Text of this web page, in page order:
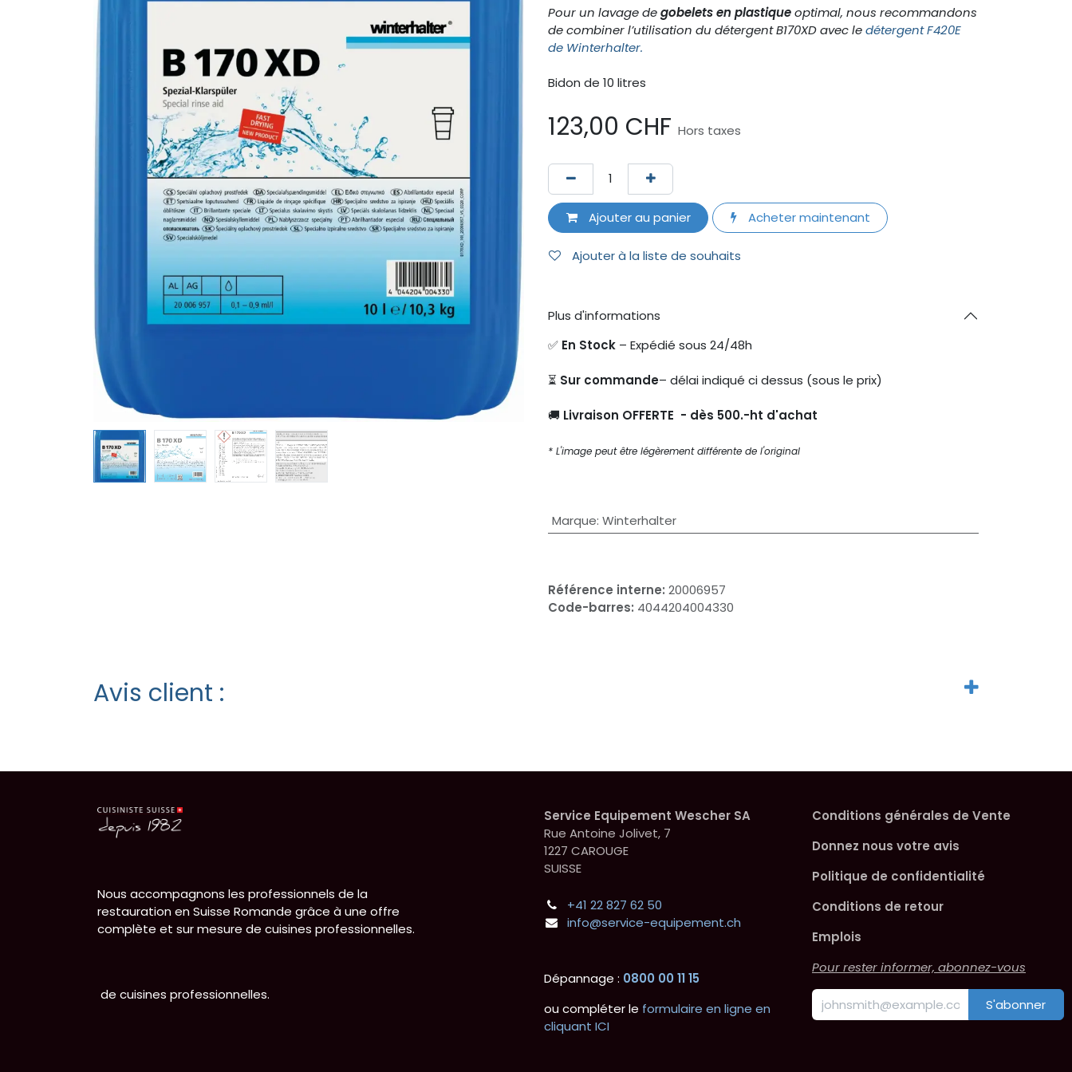
Pour un lavage degobelets en plastiqueoptimal, nous recommandons
de combiner l’utilisation du détergent B170XD avec ledétergent F420E
de Winterhalter.
Bidon de 10 litres
123,00 CHF Hors taxes
Ajouter au panier Acheter maintenant
Ajouter à la liste de souhaits
Plus d'informations
✅ En Stock – Expédié sous 24/48h
⏳ Sur commande– délai indiqué ci dessus (sous le prix)
🚚 Livraison OFFERTE - dès 500.-ht d'achat
* L'image peut être légèrement différente de l'original
Marque: Winterhalter
Référence interne: 20006957
Code-barres: 4044204004330
Avis client :
Service Equipement Wescher SA
Rue Antoine Jolivet, 7
1227 CAROUGE
SUISSE
Nous accompagnons les professionnels de la
restauration en Suisse Romande grâce à une offre
complète et sur mesure de cuisines professionnelles.
de cuisines professionnelles.
Conditions générales de Vente
Donnez nous votre avis
Politique de confidentialité
Conditions de retour
Emplois
Pour rester informer, abonnez-vous
S'abonner
+41 22 827 62 50
info@service-equipement.ch
Dépannage : 0800 00 11 15
ou compléter le formulaire en ligne en
cliquant ICI